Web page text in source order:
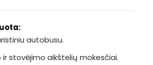
autobusu.
ir stovėjimo aikštelių mokesčiai.